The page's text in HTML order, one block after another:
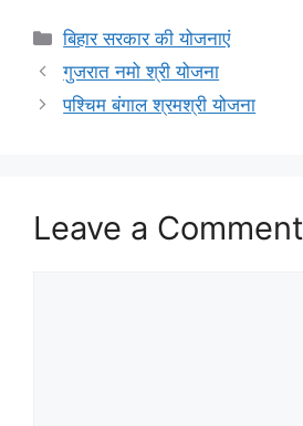
Categories
बिहार सरकार की योजनाएं
गुजरात नमो श्री योजना
पश्चिम बंगाल श्रमश्री योजना
Leave a Comment